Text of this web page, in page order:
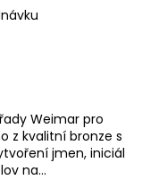
Weimar pro
z kvalitní bronze s
jmen, iniciál
na...